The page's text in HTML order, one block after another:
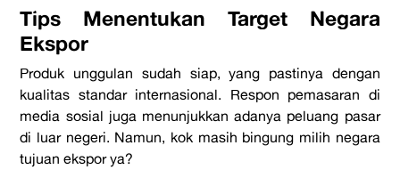
Tips Menentukan Target Negara
Ekspor
Produk unggulan sudah siap, yang pastinya dengan
kualitas standar internasional. Respon pemasaran di
media sosial juga menunjukkan adanya peluang pasar
di luar negeri. Namun, kok masih bingung milih negara
tujuan ekspor ya?